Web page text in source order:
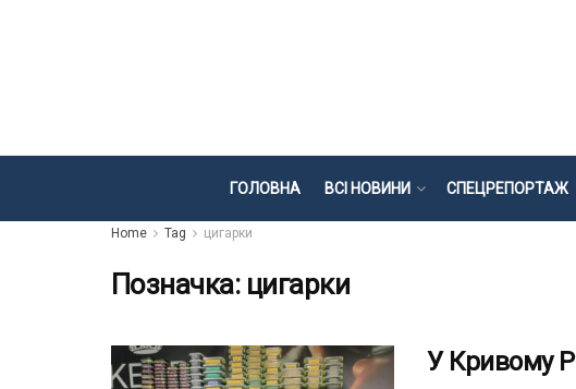
ГОЛОВНА ВСІ НОВИНИ СПЕЦРЕПОРТАЖ
Home Tag цигарки
Позначка: цигарки
У Кривому